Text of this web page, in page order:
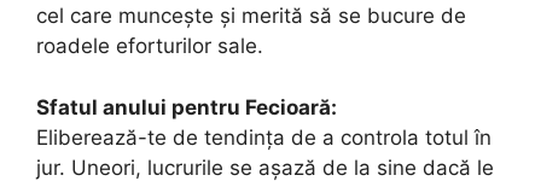
cel care muncește și merită să se bucure de
roadele eforturilor sale.
Sfatul anului pentru Fecioară:
Eliberează-te de tendința de a controla totul în
jur. Uneori, lucrurile se așază de la sine dacă le